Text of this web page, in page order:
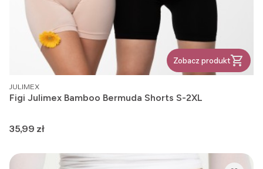
Zobacz produkt
PRODUCENT
JULIMEX
Figi Julimex Bamboo Bermuda Shorts S-2XL
Cena
35,99 zł